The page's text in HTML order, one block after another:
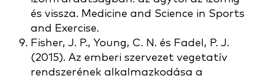
és vissza. Medicine and Science in Sports
and Exercise.
Fisher, J. P., Young, C. N. és Fadel, P. J.
(2015). Az emberi szervezet vegetatív
rendszerének alkalmazkodása a